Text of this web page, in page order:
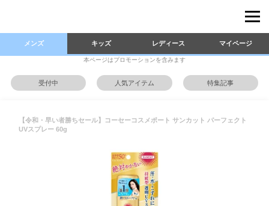
メンズ キッズ レディース マイページ
本ページはプロモーションを含みます
受付中 人気アイテム 特集記事
【令和・早い者勝ちセール】コーセーコスメポート サンカット パーフェクト
UVスプレー 60g